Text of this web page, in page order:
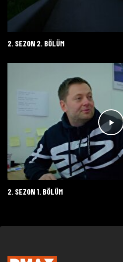
2. SEZON 2. BÖLÜM
2. SEZON 1. BÖLÜM